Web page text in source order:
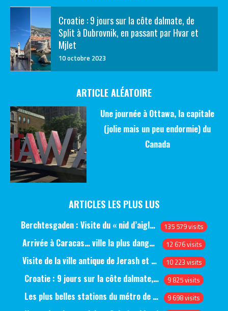
Croatie : 9 jours sur la côte dalmate, de
Split à Dubrovnik, en passant par Hvar et
Mjlet
10 octobre 2023
ARTICLE ALÉATOIRE
Une journée à Ottawa, la capitale
(jolie mais un peu endormie) du
Canada
ARTICLES LES PLUS LUS
Berchtesgaden : Visite du « nid d’aigle » et des bunkers d’Hitler 135 579 visits
Arrivée à Caracas… ville la plus dangereuse du monde (jour 1) 12 676 visits
Visite de la ville antique de Jerash et du château d’Ajlun (jour 1) 10 223 visits
Croatie : 9 jours sur la côte dalmate, de Split à Dubrovnik, en passant par Hvar et Mjlet 9 825 visits
Les plus belles stations du métro de Saint-Pétersbourg 9 698 visits